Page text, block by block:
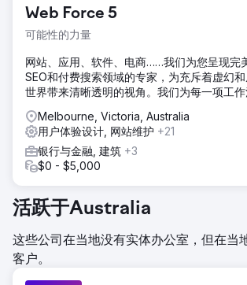
Web Force 5
可能性的力量
网站、应用、软件、电商……我们为您呈现完
SEO和付费搜索领域的专家，为充斥着虚幻
世界带来清晰透明的视角。我们为每一项工作
Melbourne, Victoria, Australia
用户体验设计, 网站维护 +21
银行与金融, 建筑 +3
$0 - $5,000
活跃于Australia
这些公司在当地没有实体办公室，但在当
客户。